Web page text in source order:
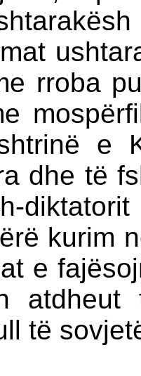
rroba
e
dhe të
kurim
e
të